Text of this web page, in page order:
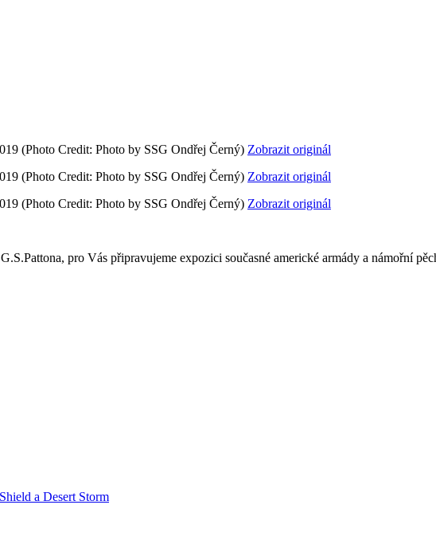
(Photo Credit: Photo by SSG Ondřej Černý) Zobrazit originál
(Photo Credit: Photo by SSG Ondřej Černý) Zobrazit originál
(Photo Credit: Photo by SSG Ondřej Černý) Zobrazit originál
pro Vás připravujeme expozici současné americké armády a námořní
a Desert Storm